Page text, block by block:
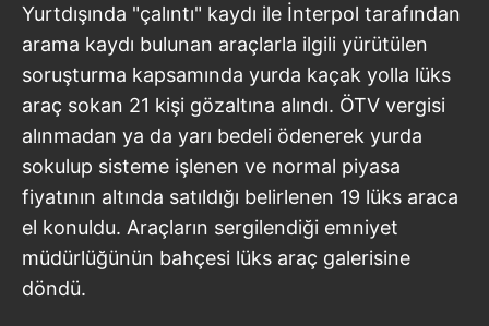
Yurtdışında "çalıntı" kaydı ile İnterpol tarafından
arama kaydı bulunan araçlarla ilgili yürütülen
soruşturma kapsamında yurda kaçak yolla lüks
araç sokan 21 kişi gözaltına alındı. ÖTV vergisi
alınmadan ya da yarı bedeli ödenerek yurda
sokulup sisteme işlenen ve normal piyasa
fiyatının altında satıldığı belirlenen 19 lüks araca
el konuldu. Araçların sergilendiği emniyet
müdürlüğünün bahçesi lüks araç galerisine
döndü.